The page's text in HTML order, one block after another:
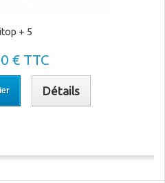
+ 5
€ TTC
Détails